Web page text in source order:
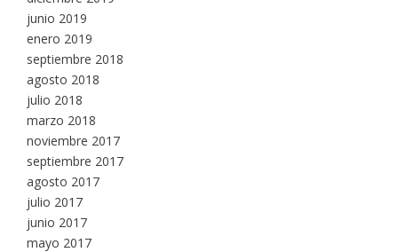
junio 2019
enero 2019
septiembre 2018
agosto 2018
julio 2018
marzo 2018
noviembre 2017
septiembre 2017
agosto 2017
julio 2017
junio 2017
mayo 2017